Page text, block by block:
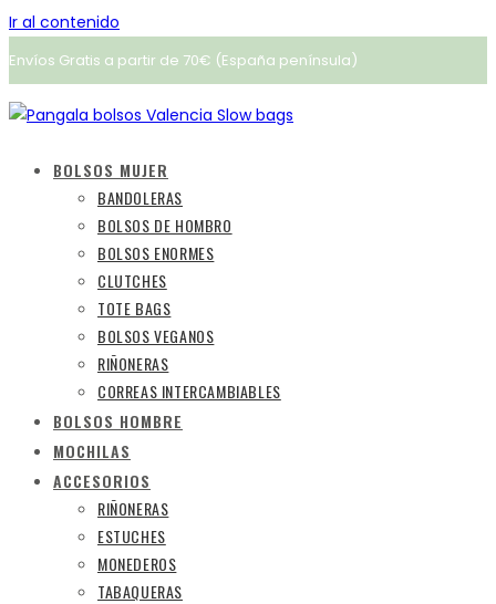
Ir al contenido
Envíos Gratis a partir de 70€ (España península)
BOLSOS MUJER
BANDOLERAS
BOLSOS DE HOMBRO
BOLSOS ENORMES
CLUTCHES
TOTE BAGS
BOLSOS VEGANOS
RIÑONERAS
CORREAS INTERCAMBIABLES
BOLSOS HOMBRE
MOCHILAS
ACCESORIOS
RIÑONERAS
ESTUCHES
MONEDEROS
TABAQUERAS